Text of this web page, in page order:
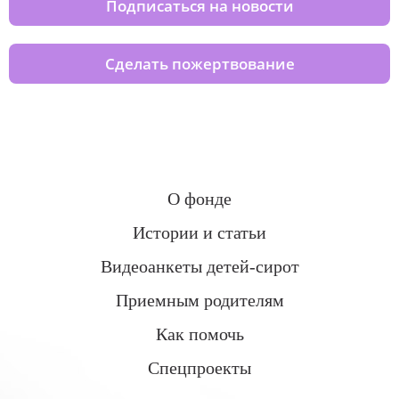
Подписаться на новости
Сделать пожертвование
О фонде
Истории и статьи
Видеоанкеты детей-сирот
Приемным родителям
Как помочь
Спецпроекты